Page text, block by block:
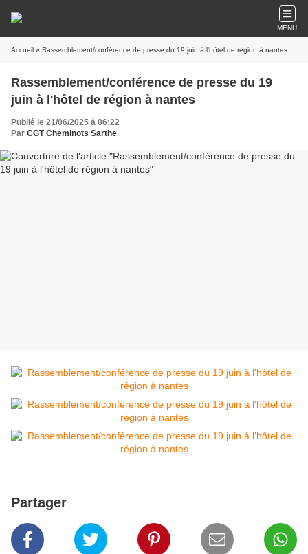
MENU
Accueil » Rassemblement/conférence de presse du 19 juin à l'hôtel de région à nantes
Rassemblement/conférence de presse du 19
juin à l'hôtel de région à nantes
Publié le 21/06/2025 à 06:22
Par CGT Cheminots Sarthe
Partager